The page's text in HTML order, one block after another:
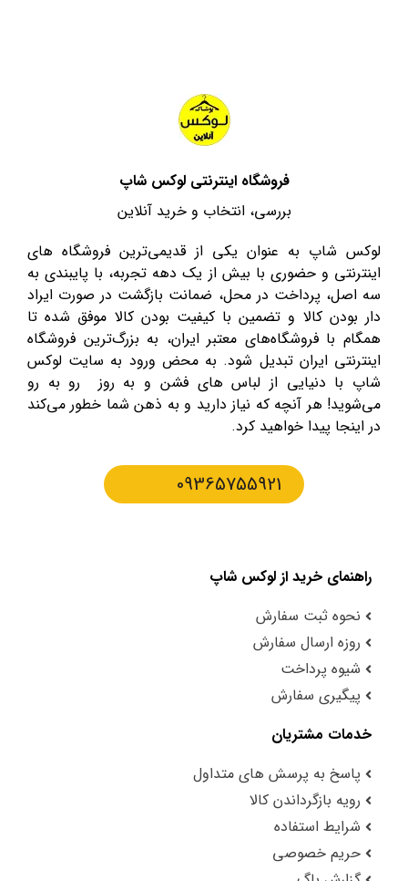
فروشگاه اینترنتی لوکس شاپ
بررسی، انتخاب و خرید آنلاین
لوکس شاپ به عنوان یکی از قدیمی‌ترین فروشگاه های
اینترنتی و حضوری با بیش از یک دهه تجربه، با پایبندی به
سه اصل، پرداخت در محل، ضمانت بازگشت در صورت ایراد
دار بودن کالا و تضمین با کیفیت بودن کالا موفق شده تا
همگام با فروشگاه‌های معتبر ایران، به بزرگ‌ترین فروشگاه
اینترنتی ایران تبدیل شود. به محض ورود به سایت لوکس
شاپ با دنیایی از لباس های فشن و به روز رو به رو
می‌شوید! هر آنچه که نیاز دارید و به ذهن شما خطور می‌کند
در اینجا پیدا خواهید کرد.
09365755921
راهنمای خرید از لوکس شاپ
نحوه ثبت سفارش
روزه ارسال سفارش
شیوه پرداخت
پیگیری سفارش
خدمات مشتریان
پاسخ به پرسش های متداول
رویه بازگرداندن کالا
شرایط استفاده
حریم خصوصی